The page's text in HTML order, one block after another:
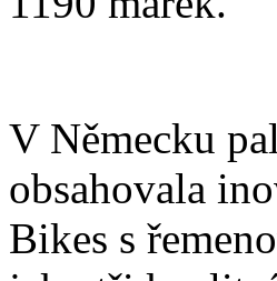
V Německu
obsahovala
Bikes s